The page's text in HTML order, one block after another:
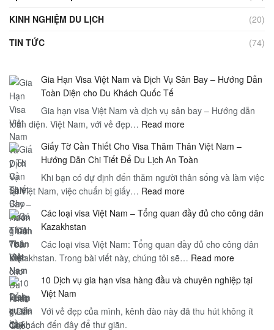
KINH NGHIỆM DU LỊCH
(20)
TIN TỨC
(74)
Gia Hạn Visa Việt Nam và Dịch Vụ Sân Bay – Hướng Dẫn
Toàn Diện cho Du Khách Quốc Tế
Gia hạn visa Việt Nam và dịch vụ sân bay – Hướng dẫn
toàn diện. Việt Nam, với vẻ đẹp… Read more:
Hạn
Visa
Việt
Nam
Dịch
Sân
Bay
Hướng
Toàn
Giấy Tờ Cần Thiết Cho Visa Thăm Thân Việt Nam –
Hướng Dẫn Chi Tiết Để Du Lịch An Toàn
Khi bạn có dự định đến thăm người thân sống và làm việc
tại Việt Nam, việc chuẩn bị giấy… Read more:
Tờ
Thiết
Cho
Thăm
Việt
Các loại visa Việt Nam – Tổng quan đầy đủ cho công dân
Kazakhstan
Các loại visa Việt Nam: Tổng quan đầy đủ cho công dân
Kazakhstan. Trong bài viết này, chúng tôi sẽ… Read more:
loại
Việt
10 Dịch vụ gia hạn visa hàng đầu và chuyên nghiệp tại
Việt Nam
Với vẻ đẹp của mình, kênh đào này đã thu hút không ít
du khách đến đây để thư giãn.